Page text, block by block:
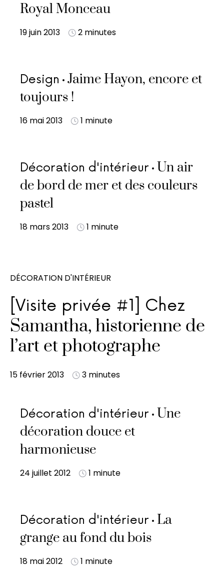
Royal Monceau
19 juin 2013 2 minutes
Design
Jaime Hayon, encore et
toujours !
16 mai 2013 1 minute
Décoration d'intérieur Un air
de bord de mer et des couleurs
pastel
18 mars 2013 1 minute
DÉCORATION D'INTÉRIEUR
[Visite privée #1] Chez
Samantha, historienne de
l’art et photographe
15 février 2013 3 minutes
Décoration d'intérieur Une
décoration douce et
harmonieuse
24 juillet 2012 1 minute
Décoration d'intérieur
La
grange au fond du bois
18 mai 2012 1 minute